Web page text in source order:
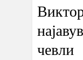
чевли